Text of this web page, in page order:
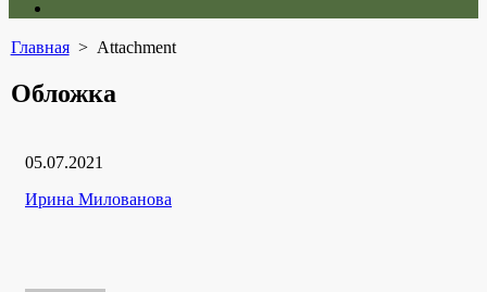
menu
Главная> Attachment
Обложка
Дата
05.07.2021
Рубрики
Автор
Ирина Милованова